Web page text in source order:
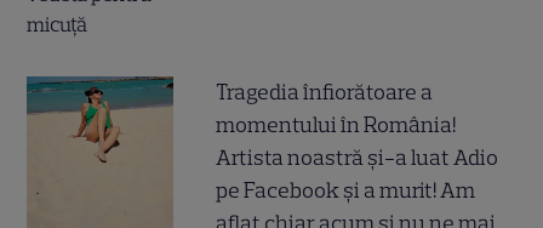
Tragedia înfiorătoare a
momentului în România!
Artista noastră și-a luat Adio
pe Facebook și a murit! Am
aflat chiar acum și nu ne mai